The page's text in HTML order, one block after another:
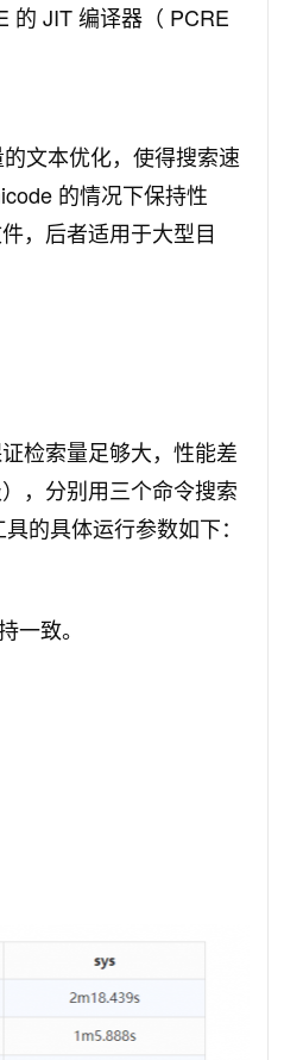
的 JIT 编译器（ PCRE
文本优化，使得搜索速
的情况下保持性
，后者适用于大型目
检索量足够大，性能差
，分别用三个命令搜索
的具体运行参数如下：
一致。